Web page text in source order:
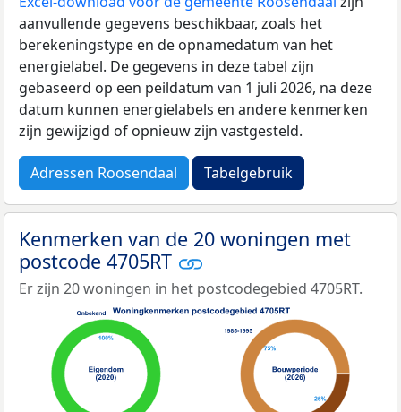
aanvullende gegevens beschikbaar, zoals het
berekeningstype en de opnamedatum van het
energielabel. De gegevens in deze tabel zijn
gebaseerd op een peildatum van 1 juli 2026, na deze
datum kunnen energielabels en andere kenmerken
zijn gewijzigd of opnieuw zijn vastgesteld.
Adressen Roosendaal Tabelgebruik
Kenmerken van de 20 woningen met
postcode 4705RT
Er zijn 20 woningen in het postcodegebied 4705RT.